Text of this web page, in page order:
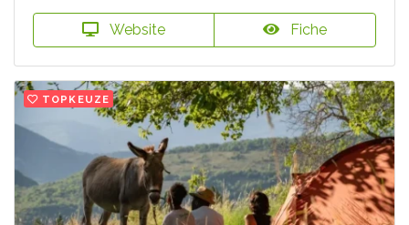
Website Fiche
TOPKEUZE